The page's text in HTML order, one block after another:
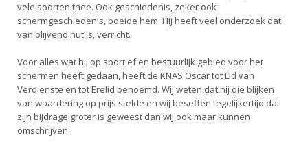
Geschiedenis van het schermen
vele soorten thee. Ook geschiedenis, zeker ook
schermgeschiedenis, boeide hem. Hij heeft veel onderzoek dat
van blijvend nut is, verricht.
Voor alles wat hij op sportief en bestuurlijk gebied voor het
schermen heeft gedaan, heeft de KNAS Oscar tot Lid van
Verdienste en tot Erelid benoemd. Wij weten dat hij die blijken
van waardering op prijs stelde en wij beseffen tegelijkertijd dat
zijn bijdrage groter is geweest dan wij ook maar kunnen
omschrijven.